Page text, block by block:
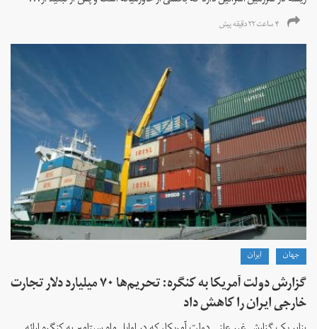
۴ ساعت ۲۲ دقیقه پیش
جهان ايران
گزارش دولت آمریکا به کنگره: تحریم‌ها ۷۰ میلیارد دلار تجارت
خارجی ایران را کاهش داد